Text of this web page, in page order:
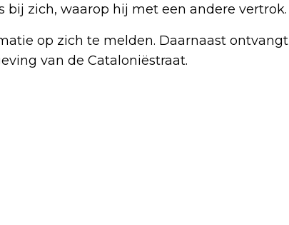
bij zich, waarop hij met een andere vertrok.
op zich te melden. Daarnaast ontvangt
van de Cataloniëstraat.